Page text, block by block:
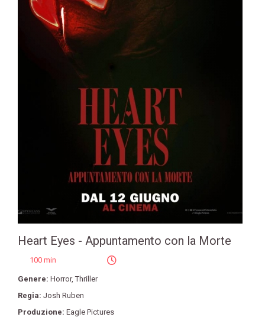
Heart Eyes - Appuntamento con la Morte
100 min
Genere: Horror,Thriller
Regia: Josh Ruben
Produzione: Eagle Pictures